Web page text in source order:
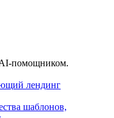
AI-помощником.
лендинг
шаблонов,